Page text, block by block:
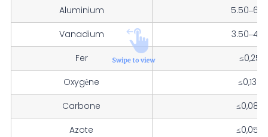
Aluminium
Vanadium
Fer
≤0,25
Oxygène
≤0,130
Carbone
≤0,080
Azote
≤0,050